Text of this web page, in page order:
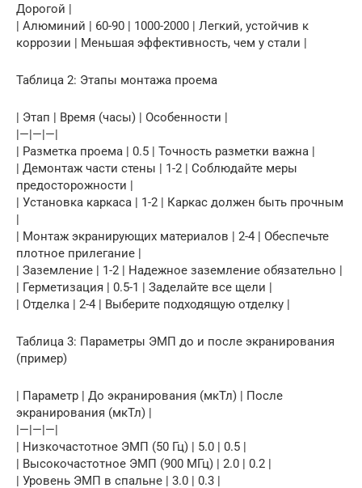
Дорогой |
| Алюминий | 60-90 | 1000-2000 | Легкий, устойчив к
коррозии | Меньшая эффективность, чем у стали |
Таблица 2: Этапы монтажа проема
| Этап | Время (часы) | Особенности |
|—|—|—|
| Разметка проема | 0.5 | Точность разметки важна |
| Демонтаж части стены | 1-2 | Соблюдайте меры
предосторожности |
| Установка каркаса | 1-2 | Каркас должен быть прочным
|
| Монтаж экранирующих материалов | 2-4 | Обеспечьте
плотное прилегание |
| Заземление | 1-2 | Надежное заземление обязательно |
| Герметизация | 0.5-1 | Заделайте все щели |
| Отделка | 2-4 | Выберите подходящую отделку |
Таблица 3: Параметры ЭМП до и после экранирования
(пример)
| Параметр | До экранирования (мкТл) | После
экранирования (мкТл) |
|—|—|—|
| Низкочастотное ЭМП (50 Гц) | 5.0 | 0.5 |
| Высокочастотное ЭМП (900 МГц) | 2.0 | 0.2 |
| Уровень ЭМП в спальне | 3.0 | 0.3 |